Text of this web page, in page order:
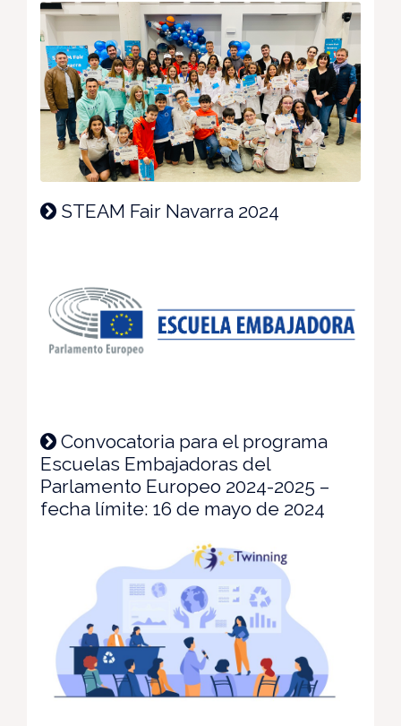
STEAM Fair Navarra 2024
Convocatoria para el programa
Escuelas Embajadoras del
Parlamento Europeo 2024-2025 –
fecha límite: 16 de mayo de 2024